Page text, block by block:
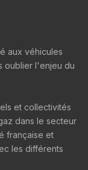
aux véhicules
oublier l'enjeu du
et collectivités
dans le secteur
française et
les différents